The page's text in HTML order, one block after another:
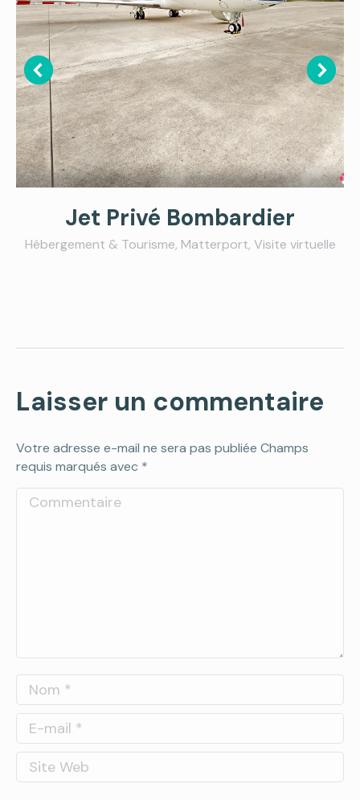
Jet Privé Bombardier
Hébergement & Tourisme, Matterport, Visite virtuelle
Laisser un commentaire
Votre adresse e-mail ne sera pas publiée Champs
requis marqués avec *
Commentaire
Nom *
E-mail *
Site Web